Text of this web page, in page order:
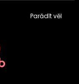
Parādīt vēl